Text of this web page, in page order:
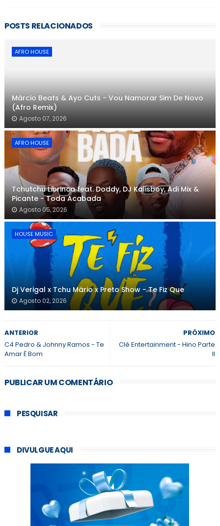
POSTS RELACIONADOS
AFRO HOUSE
Márcio Beats & Ayo Cuts - Vou Namorar Sim De Novo
(Afro Remix)
Agosto 07, 2026
AFRO HOUSE
Tchutchu Librinca feat. Doddy, DJ Kalisboy, Adi Mix &
Picante - Toda Acabada
Agosto 05, 2026
HOUSE MUSIC
Dj Verigal x Tchu Mário x Preto Show - Te Fiz Que
Agosto 02, 2026
PRÓXIMO
Clé Entertainment - Hino Parte
II
ANTERIOR
C4 Pedro & Johnny Ramos - Te
Amar É Bom
PUBLICAR UM COMENTÁRIO
PESQUISAR
DIVULGUE AQUI